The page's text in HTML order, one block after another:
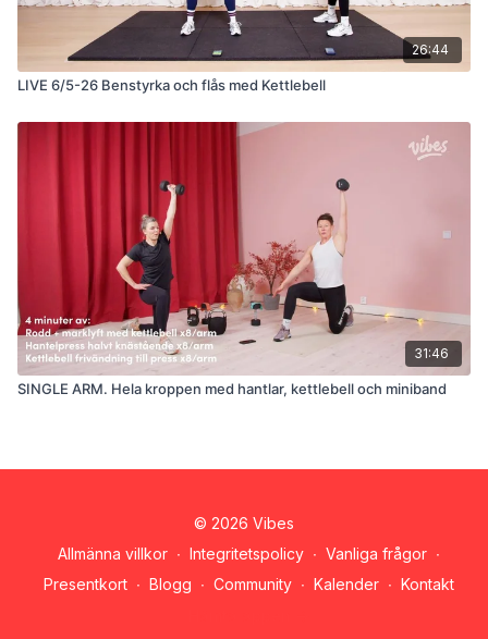
26:44
LIVE 6/5-26 Benstyrka och flås med Kettlebell
31:46
SINGLE ARM. Hela kroppen med hantlar, kettlebell och miniband
© 2026 Vibes
Allmänna villkor ∙ Integritetspolicy ∙ Vanliga frågor ∙
Presentkort ∙ Blogg ∙ Community ∙ Kalender ∙ Kontakt